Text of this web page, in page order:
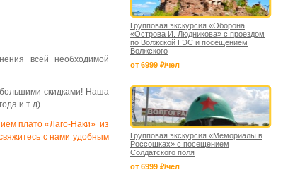
всей необходимой
большими скидками! Наша
и т д).
плато «Лаго-Наки» из
с нами удобным
Групповая экскурсия «Оборона
«Острова И. Людникова» с проездом
по Волжской ГЭС и посещением
Волжского
от 6999 ₽/чел
Групповая экскурсия «Мемориалы в
Россошках» с посещением
Солдатского поля
от 6999 ₽/чел